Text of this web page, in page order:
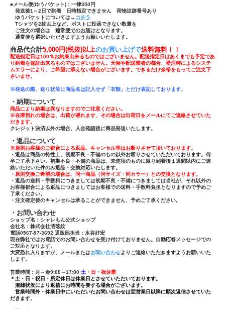
■メール便(ゆうパケット)：一律350円
発送後1～2日で到着 日時指定できません 荷物追跡番号あり
ゆうパケットについては→ コチラ
Tシャツを2枚以上など、ポストに投函できない数量を
ご注文の場合は 通常便でのお届けとなります。
通常便を選択いただきますようお願いいたします。
商品代合計5,000円(税抜)以上のお買い上げで送料無料！！
配送指定日は100％お約束出来るものではございません。配送指定日はあくまでも予定であ
り到着を保証出来るものではございません。天候や配送業者の都合、受注時によるシステ
ムエラーにより、ご希望に添えない場合がございます。できるだけ余裕をもってご注文下
さいませ。
※発送の際、送り状等に商品名は記入せず「衣類」とだけ表記しております。
・納期について
商品により納期は異なりますのでご注意ください。
※在庫切れの場合は、出荷が遅れます、その場合は出荷日をメールにてご連絡させていた
だきます。
クレジット決済以外の場合、入金確認後に商品発送いたします。
・返品について
※原則お客様のご都合による返品、キャンセル等はお断りさせて頂いております。
・返品は商品の特性上、初期不良・不備のもの以外お断りさせていただいております。何
卒ご了承下さい。初期不良・不備の商品は、未使用のものに限り到着後１週間以内にご連
絡いただいた件のみ返品・交換対応いたします。
・原則交換ご希望の場合は、同一商品（同サイズ・同カラー）との交換となります。
・返品の送料・手数料につきましては初期不良・不備につきましては当社が、それ以外の
お客様都合による返品につきましてはお客様での送料・手数料負担となりますので予めご
了承ください。
・注文確定後のキャンセルは承ることができません、予めご了承ください。
・お問い合わせ
ショップ名：シャレもん公式ショップ
会社名：株式会社洒落紋
電話0567-97-3692 通販部担当：水谷好宏
現在弊社ではお電話でのお問い合わせを受け付けておりません。自動応答メッセージでの
ご対応となります。
大変恐れ入りますが、メールまたはお問い合わせよりご連絡いただきますようお願いいた
します。
営業時間：月～金9:00～17:00 土 ・ 日 ・ 祝休業
＊土・日・祝日・所定休日は休業日とさせていただいております。
混雑状況により返信にお時間を要する場合がございます。
営業時間外・休業日中にいただいたお問い合わせは翌営業日以降に順次返信させていた
だきます。